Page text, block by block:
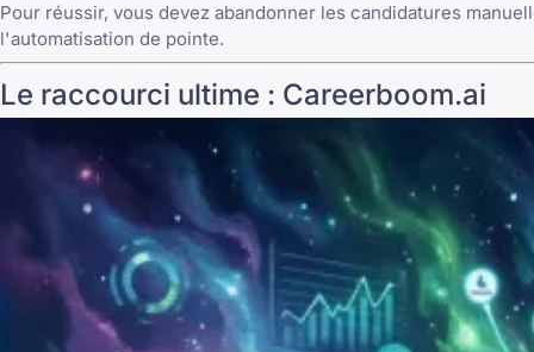
Pour réussir, vous devez abandonner les candidatures
l'automatisation de pointe.
Le raccourci ultime : Careerboom.ai